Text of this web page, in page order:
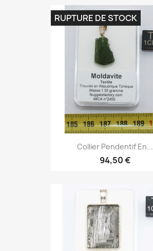
Collier Pendentif En...
94,50 €
RUPTURE DE STOCK